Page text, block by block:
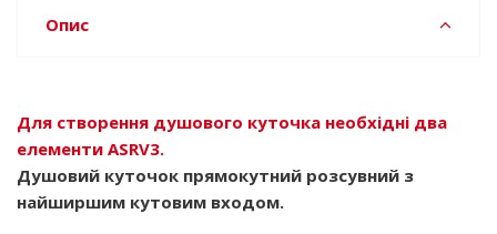
Опис
Для створення душового куточка необхідні два
елементи ASRV3.
Душовий куточок прямокутний розсувний з
найширшим кутовим входом.